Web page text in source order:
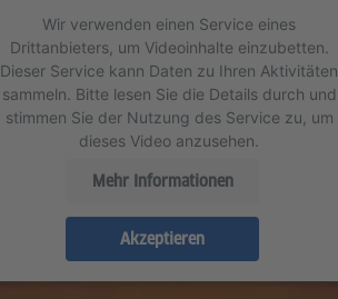
Wir verwenden einen Service eines
Drittanbieters, um Videoinhalte einzubetten.
Dieser Service kann Daten zu Ihren Aktivitäten
sammeln. Bitte lesen Sie die Details durch und
stimmen Sie der Nutzung des Service zu, um
dieses Video anzusehen.
Mehr Informationen
Akzeptieren